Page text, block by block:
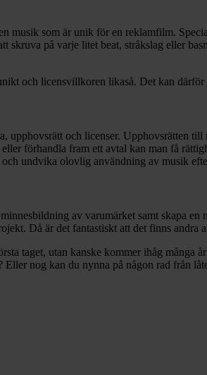
musik som är unik för en reklamfilm.
skruva på varje litet beat, stråkslag eller
och licensvillkoren likaså. Det kan
och licenser. Upphovsrätten
förhandla fram ett avtal kan man få
undvika olovlig användning av musik
av varumärket samt skapa
Då är det fantastiskt att det finns andra
taget, utan kanske kommer ihåg många
nog kan du nynna på någon rad från